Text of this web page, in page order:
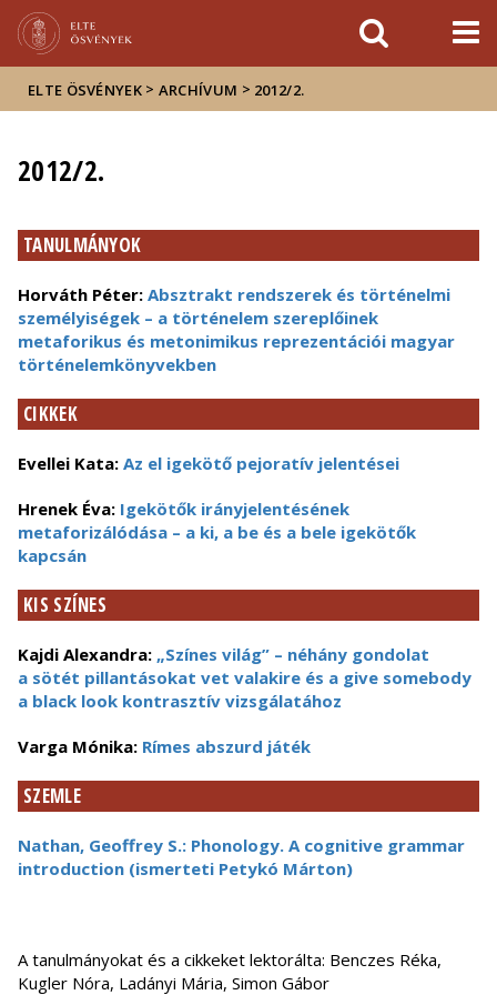
sajtóban
ELTE ÖSVÉNYEK > ARCHÍVUM > 2012/2.
2012/2.
TANULMÁNYOK
Horváth Péter: Absztrakt rendszerek és történelmi
személyiségek – a történelem szereplőinek
metaforikus és metonimikus reprezentációi magyar
történelemkönyvekben
CIKKEK
Evellei Kata: Az el igekötő pejoratív jelentései
Hrenek Éva: Igekötők irányjelentésének
metaforizálódása – a ki, a be és a bele igekötők
kapcsán
KIS SZÍNES
Kajdi Alexandra: „Színes világ” – néhány gondolat
a sötét pillantásokat vet valakire és a give somebody
a black look kontrasztív vizsgálatához
Varga Mónika: Rímes abszurd játék
SZEMLE
Nathan, Geoffrey S.: Phonology. A cognitive grammar
introduction (ismerteti Petykó Márton)
A tanulmányokat és a cikkeket lektorálta: Benczes Réka,
Kugler Nóra, Ladányi Mária, Simon Gábor